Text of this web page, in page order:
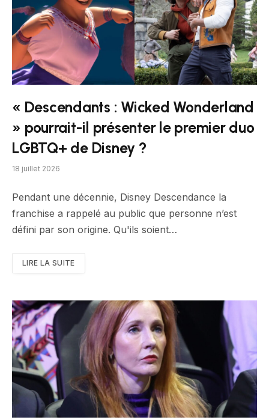
« Descendants : Wicked Wonderland
» pourrait-il présenter le premier duo
LGBTQ+ de Disney ?
18 juillet 2026
Pendant une décennie, Disney Descendance la
franchise a rappelé au public que personne n’est
défini par son origine. Qu'ils soient…
LIRE LA SUITE